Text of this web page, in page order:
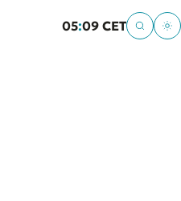
05:09 CET